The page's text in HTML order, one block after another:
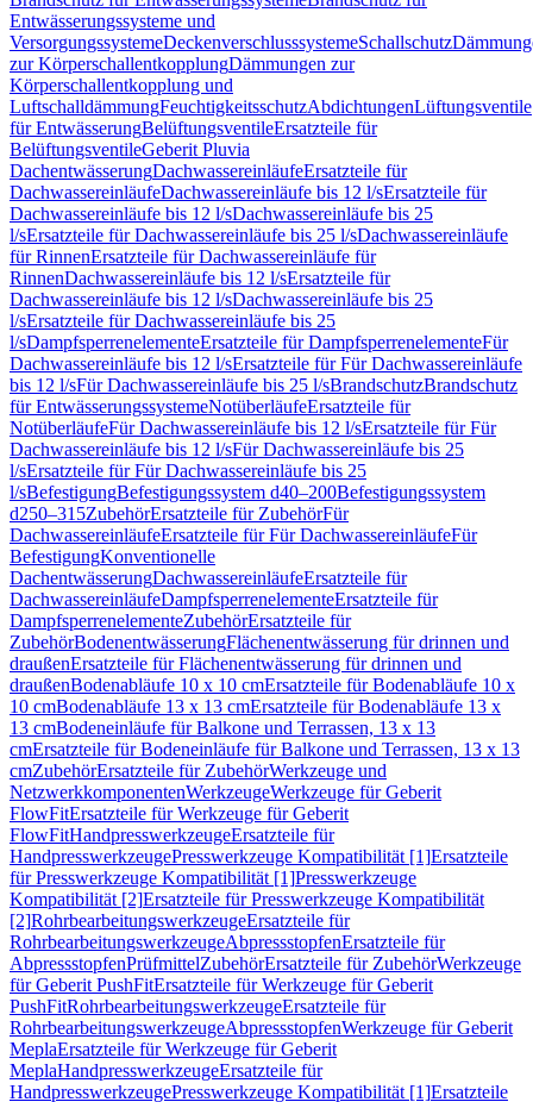
Entwässerungssysteme und
VersorgungssystemeDeckenverschlusssystemeSchallschutz
zur KörperschallentkopplungDämmungen zur
Körperschallentkopplung und
LuftschalldämmungFeuchtigkeitsschutzAbdichtungenLüftungsventile
für EntwässerungBelüftungsventileErsatzteile für
BelüftungsventileGeberit Pluvia
DachentwässerungDachwassereinläufeErsatzteile für
DachwassereinläufeDachwassereinläufe bis 12 l/sErsatzteile für
Dachwassereinläufe bis 12 l/sDachwassereinläufe bis 25
l/sErsatzteile für Dachwassereinläufe bis 25 l/sDachwassereinläufe
für RinnenErsatzteile für Dachwassereinläufe für
RinnenDachwassereinläufe bis 12 l/sErsatzteile für
Dachwassereinläufe bis 12 l/sDachwassereinläufe bis 25
l/sErsatzteile für Dachwassereinläufe bis 25
l/sDampfsperrenelementeErsatzteile für DampfsperrenelementeFür
Dachwassereinläufe bis 12 l/sErsatzteile für Für Dachwassereinläufe
bis 12 l/sFür Dachwassereinläufe bis 25 l/sBrandschutzBrandschutz
für EntwässerungssystemeNotüberläufeErsatzteile für
NotüberläufeFür Dachwassereinläufe bis 12 l/sErsatzteile für Für
Dachwassereinläufe bis 12 l/sFür Dachwassereinläufe bis 25
l/sErsatzteile für Für Dachwassereinläufe bis 25
l/sBefestigungBefestigungssystem d40–200Befestigungssystem
d250–315ZubehörErsatzteile für ZubehörFür
DachwassereinläufeErsatzteile für Für DachwassereinläufeFür
BefestigungKonventionelle
DachentwässerungDachwassereinläufeErsatzteile für
DachwassereinläufeDampfsperrenelementeErsatzteile für
DampfsperrenelementeZubehörErsatzteile für
ZubehörBodenentwässerungFlächenentwässerung für drinnen und
draußenErsatzteile für Flächenentwässerung für drinnen und
draußenBodenabläufe 10 x 10 cmErsatzteile für Bodenabläufe 10 x
10 cmBodenabläufe 13 x 13 cmErsatzteile für Bodenabläufe 13 x
13 cmBodeneinläufe für Balkone und Terrassen, 13 x 13
cmErsatzteile für Bodeneinläufe für Balkone und Terrassen, 13 x 13
cmZubehörErsatzteile für ZubehörWerkzeuge und
NetzwerkkomponentenWerkzeugeWerkzeuge für Geberit
FlowFitErsatzteile für Werkzeuge für Geberit
FlowFitHandpresswerkzeugeErsatzteile für
HandpresswerkzeugePresswerkzeuge Kompatibilität [1]Ersatzteile
für Presswerkzeuge Kompatibilität [1]Presswerkzeuge
Kompatibilität [2]Ersatzteile für Presswerkzeuge Kompatibilität
[2]RohrbearbeitungswerkzeugeErsatzteile für
RohrbearbeitungswerkzeugeAbpressstopfenErsatzteile für
AbpressstopfenPrüfmittelZubehörErsatzteile für ZubehörWerkzeuge
für Geberit PushFitErsatzteile für Werkzeuge für Geberit
PushFitRohrbearbeitungswerkzeugeErsatzteile für
RohrbearbeitungswerkzeugeAbpressstopfenWerkzeuge für Geberit
MeplaErsatzteile für Werkzeuge für Geberit
MeplaHandpresswerkzeugeErsatzteile für
HandpresswerkzeugePresswerkzeuge Kompatibilität [1]Ersatzteile